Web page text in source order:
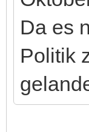
Da es
Politik